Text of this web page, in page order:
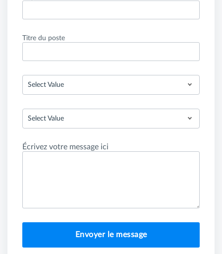
Titre du poste
Select Value
Select Value
Écrivez votre message ici
Envoyer le message